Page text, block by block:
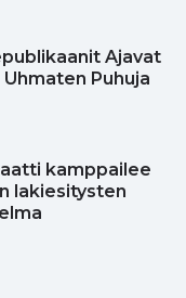
Ajavat
Puhuja
kamppailee
lakiesitysten